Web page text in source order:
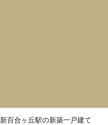
新百合ヶ丘駅の新築一戸建て